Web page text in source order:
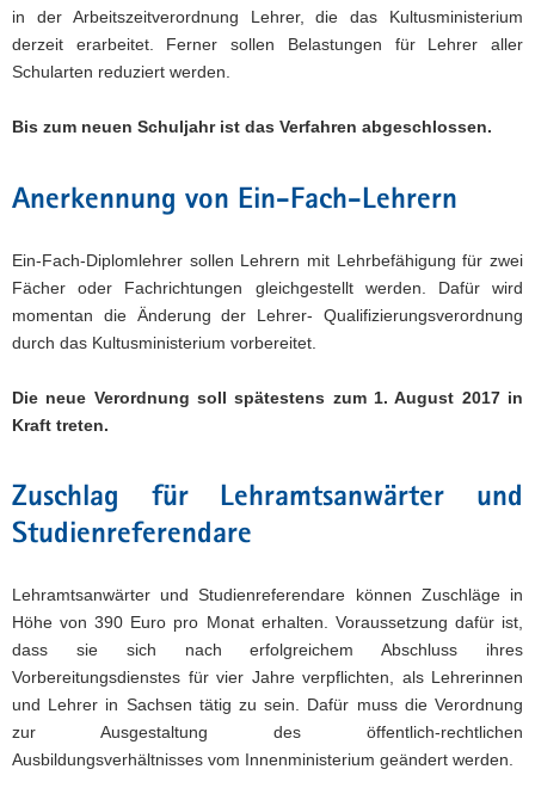
in der Arbeitszeitverordnung Lehrer, die das Kultusministerium
derzeit erarbeitet. Ferner sollen Belastungen für Lehrer aller
Schularten reduziert werden.
Bis zum neuen Schuljahr ist das Verfahren abgeschlossen.
Anerkennung von Ein-Fach-Lehrern
Ein-Fach-Diplomlehrer sollen Lehrern mit Lehrbefähigung für zwei
Fächer oder Fachrichtungen gleichgestellt werden. Dafür wird
momentan die Änderung der Lehrer- Qualifizierungsverordnung
durch das Kultusministerium vorbereitet.
Die neue Verordnung soll spätestens zum 1. August 2017 in
Kraft treten.
Zuschlag für Lehramtsanwärter und
Studienreferendare
Lehramtsanwärter und Studienreferendare können Zuschläge in
Höhe von 390 Euro pro Monat erhalten. Voraussetzung dafür ist,
dass sie sich nach erfolgreichem Abschluss ihres
Vorbereitungsdienstes für vier Jahre verpflichten, als Lehrerinnen
und Lehrer in Sachsen tätig zu sein. Dafür muss die Verordnung
zur Ausgestaltung des öffentlich-rechtlichen
Ausbildungsverhältnisses vom Innenministerium geändert werden.